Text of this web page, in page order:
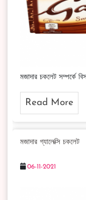
মজাদার চকলেট সম্পর্কে
Read More
মজাদার গ্যালেক্সি চকলেট
06-11-2021